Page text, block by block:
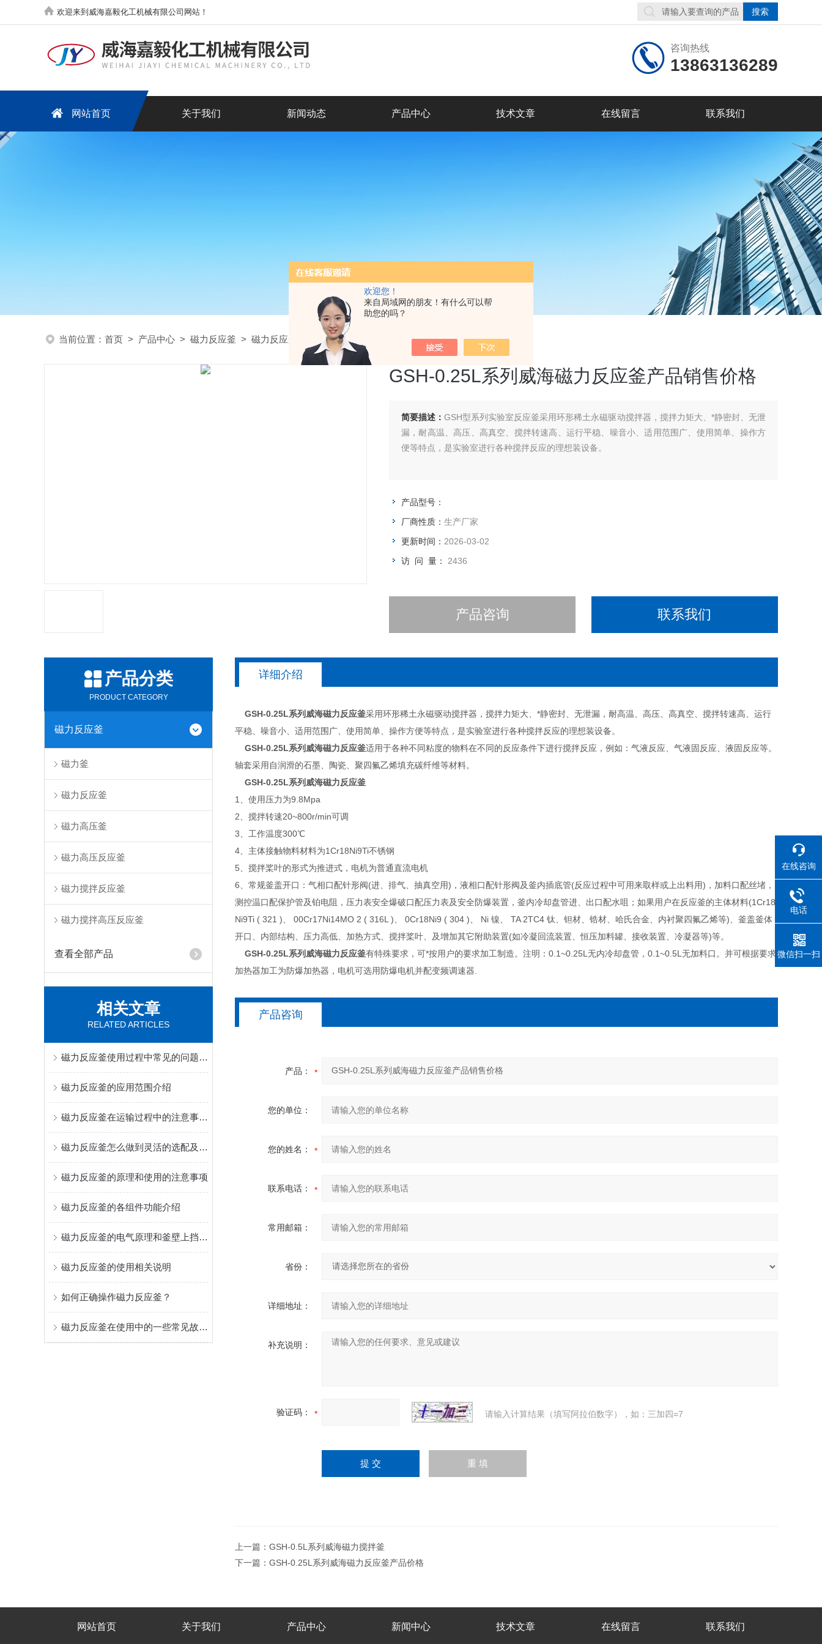
欢迎您！
来自局域网的朋友！有什么可以帮
助您的吗？
欢迎来到威海嘉毅化工机械有限公司网站！
咨询热线
13863136289
网站首页 关于我们 新闻动态 产品中心 技术文章 在线留言 联系我们
当前位置： 首页 > 产品中心 > 磁力反应釜 > 磁力反应釜 GSH-0.25L系列威海磁力反应釜产品销售价格
GSH-0.25L系列威海磁力反应釜产品销售价格
简要描述： GSH型系列实验室反应釜采用环形稀土永磁驱动搅拌器，搅拌力矩大、*静密封、无泄
漏，耐高温、高压、高真空、搅拌转速高、运行平稳、噪音小、适用范围广、使用简单、操作方
便等特点，是实验室进行各种搅拌反应的理想装设备。
产品型号：
厂商性质： 生产厂家
更新时间： 2026-03-02
访 问 量： 2436
产品咨询 联系我们
产品分类
PRODUCT CATEGORY
磁力反应釜
磁力釜
磁力反应釜
磁力高压釜
磁力高压反应釜
磁力搅拌反应釜
磁力搅拌高压反应釜
查看全部产品
相关文章
RELATED ARTICLES
磁力反应釜使用过程中常见的问题有哪些？
磁力反应釜的应用范围介绍
磁力反应釜在运输过程中的注意事项有哪些？
磁力反应釜怎么做到灵活的选配及定制
磁力反应釜的原理和使用的注意事项
磁力反应釜的各组件功能介绍
磁力反应釜的电气原理和釜壁上挡板的作用
磁力反应釜的使用相关说明
如何正确操作磁力反应釜？
磁力反应釜在使用中的一些常见故障分析
详细介绍
GSH-0.25L系列威海磁力反应釜采用环形稀土永磁驱动搅拌器，搅拌力矩大、*静密封、无泄漏，耐高温、高压、高真空、搅拌转速高、运行
平稳、噪音小、适用范围广、使用简单、操作方便等特点，是实验室进行各种搅拌反应的理想装设备。
GSH-0.25L系列威海磁力反应釜适用于各种不同粘度的物料在不同的反应条件下进行搅拌反应，例如：气液反应、气液固反应、液固反应等。
轴套采用自润滑的石墨、陶瓷、聚四氟乙烯填充碳纤维等材料。
GSH-0.25L系列威海磁力反应釜
1、使用压力为9.8Mpa
2、搅拌转速20~800r/min可调
3、工作温度300℃
4、主体接触物料材料为1Cr18Ni9Ti不锈钢
5、搅拌桨叶的形式为推进式，电机为普通直流电机
6、常规釜盖开口：气相口配针形阀(进、排气、抽真空用)，液相口配针形阀及釜内插底管(反应过程中可用来取样或上出料用)，加料口配丝堵，
测控温口配保护管及铂电阻，压力表安全爆破口配压力表及安全防爆装置，釜内冷却盘管进、出口配水咀；如果用户在反应釜的主体材料(1Cr18
Ni9Ti ( 321 )、 00Cr17Ni14MO 2 ( 316L )、 0Cr18Ni9 ( 304 )、 Ni 镍、 TA 2TC4 钛、钽材、锆材、哈氏合金、内衬聚四氟乙烯等)、釜盖釜体
开口、内部结构、压力高低、加热方式、搅拌桨叶、及增加其它附助装置(如冷凝回流装置、恒压加料罐、接收装置、冷凝器等)等。
GSH-0.25L系列威海磁力反应釜有特殊要求，可*按用户的要求加工制造。注明：0.1~0.25L无内冷却盘管，0.1~0.5L无加料口。并可根据要求
加热器加工为防爆加热器，电机可选用防爆电机并配变频调速器.
产品咨询
产品：
您的单位：
您的姓名：
联系电话：
常用邮箱：
省份：
详细地址：
补充说明：
验证码： 请输入计算结果（填写阿拉伯数字），如：三加四=7
上一篇： GSH-0.5L系列威海磁力搅拌釜
下一篇： GSH-0.25L系列威海磁力反应釜产品价格
网站首页 关于我们 产品中心 新闻中心 技术文章 在线留言 联系我们
在线咨询
电话
微信扫一扫